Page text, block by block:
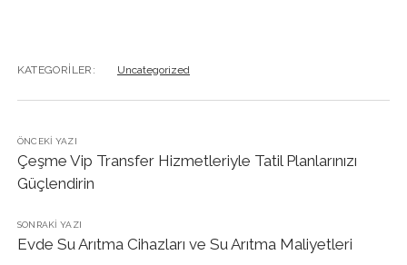
KATEGORILER: Uncategorized
ÖNCEKI YAZI
Çeşme Vip Transfer Hizmetleriyle Tatil Planlarınızı
Güçlendirin
SONRAKI YAZI
Evde Su Arıtma Cihazları ve Su Arıtma Maliyetleri